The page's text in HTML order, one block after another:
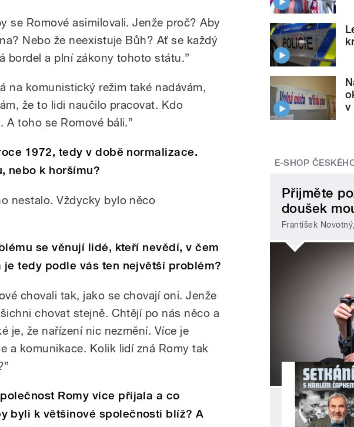
se Romové asimilovali. Jenže proč? Aby
Nebo že neexistuje Bůh? Ať se každý
bordel a plní zákony tohoto státu.”
na komunistický režim také nadávám,
že to lidi naučilo pracovat. Kdo
A toho se Romové báli.”
1972, tedy v době normalizace.
nebo k horšímu?
nestalo. Vždycky bylo něco
se věnují lidé, kteří nevědí, v čem
tedy podle vás ten největší problém?
chovali tak, jako se chovají oni. Jenže
chovat stejně. Chtějí po nás něco a
je, že nařízení nic nezmění. Více je
a komunikace. Kolik lidí zná Romy tak
Romy více přijala a co
byli k většinové společnosti blíž? A
v
E-SHOP
Přijměte
doušek
František